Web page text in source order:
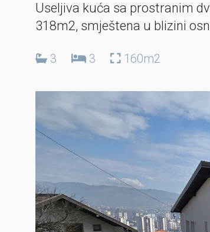
Useljiva kuća sa prostranim
318m2, smještena u blizini
3 3 160m2